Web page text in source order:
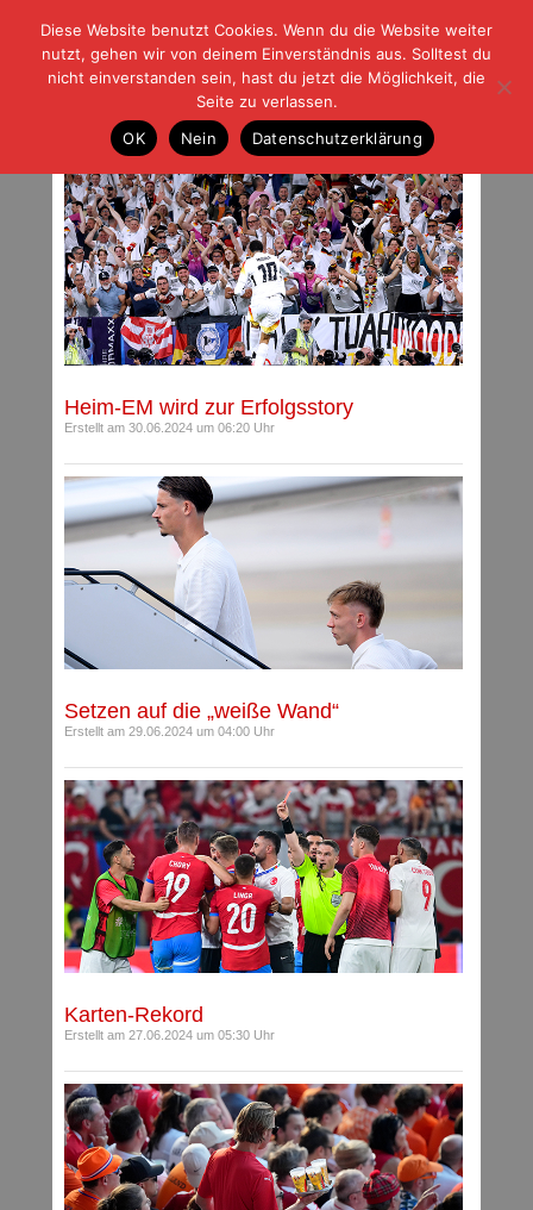
| | |BLOG-GFußball und der Rest
HOME|REGELN|IMPRESSUM |DATENSCHUTZ
Archiv für Juni 2024
Heim-EM wird zur Erfolgsstory
Erstellt am 30.06.2024 um 06:20 Uhr
Setzen auf die „weiße Wand“
Erstellt am 29.06.2024 um 04:00 Uhr
Karten-Rekord
Erstellt am 27.06.2024 um 05:30 Uhr
Diese Website benutzt Cookies. Wenn du die Website weiter
nutzt, gehen wir von deinem Einverständnis aus. Solltest du
nicht einverstanden sein, hast du jetzt die Möglichkeit, die
Seite zu verlassen.
OK
Nein Datenschutzerklärung